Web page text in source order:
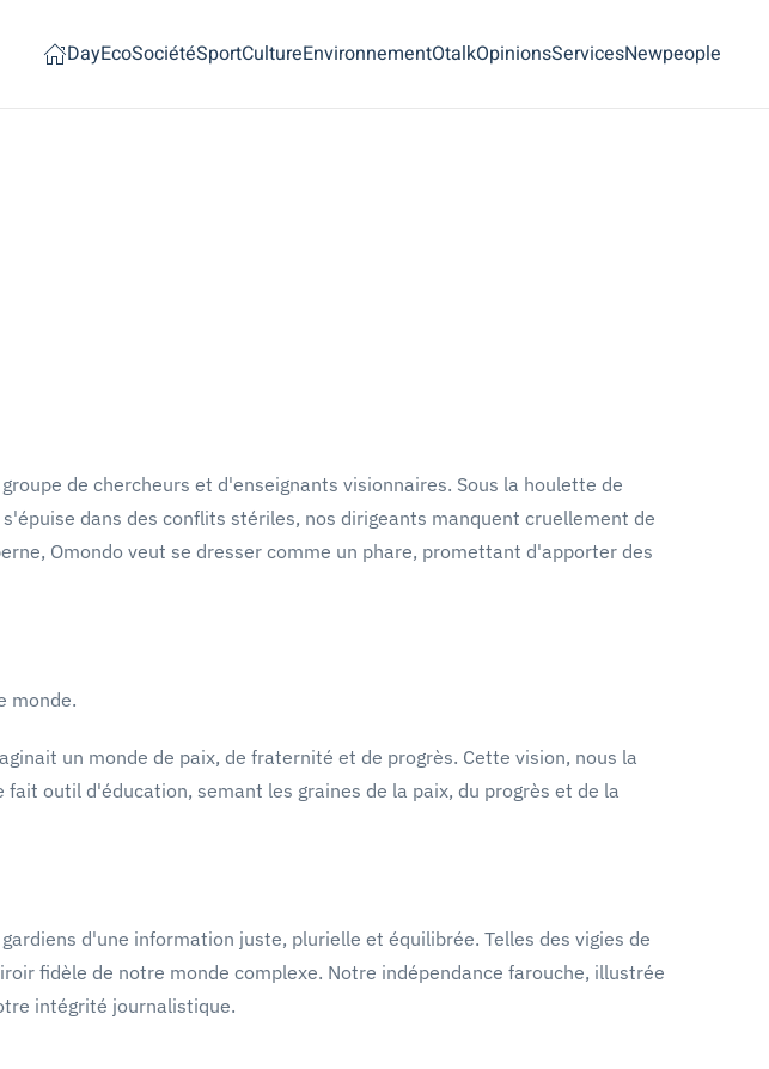
DayEcoSociétéSportCultureEnvironnementOtalkOpinionsServicesNewpeople
de chercheurs et d'enseignants visionnaires. Sous la houlette de
dans des conflits stériles, nos dirigeants manquent cruellement de
Omondo veut se dresser comme un phare, promettant d'apporter des
monde.
un monde de paix, de fraternité et de progrès. Cette vision, nous la
outil d'éducation, semant les graines de la paix, du progrès et de la
d'une information juste, plurielle et équilibrée. Telles des vigies de
fidèle de notre monde complexe. Notre indépendance farouche, illustrée
intégrité journalistique.